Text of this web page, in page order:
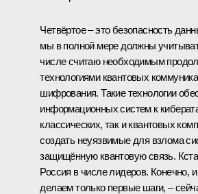
Четвёртое – это безопасность
мы в полной мере должны
числе считаю необходимым
технологиями квантовых
шифрования. Такие технологии
информационных систем к
классических, так и квантовых
создать неуязвимые для взлома
защищённую квантовую связь.
Россия в числе лидеров. Конечно,
делаем только первые шаги, –